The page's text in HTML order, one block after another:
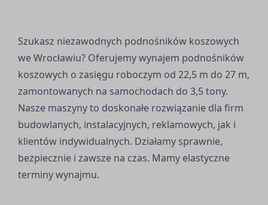
Szukasz niezawodnych podnośników koszowych
we Wrocławiu? Oferujemy wynajem podnośników
koszowych o zasięgu roboczym od 22,5 m do 27 m,
zamontowanych na samochodach do 3,5 tony.
Nasze maszyny to doskonałe rozwiązanie dla firm
budowlanych, instalacyjnych, reklamowych, jak i
klientów indywidualnych. Działamy sprawnie,
bezpiecznie i zawsze na czas. Mamy elastyczne
terminy wynajmu.